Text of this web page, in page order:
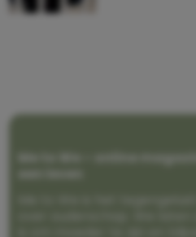
Me to We – online